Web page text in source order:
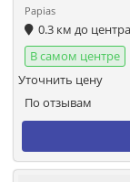
Papias
0.3 км до центра
В самом центре
По отзывам
Уточнить цену